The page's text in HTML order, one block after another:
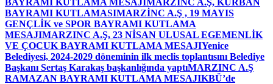
BAYRAMI KUTLAMA MESAJIMARZINC A.Ş, KURBAN
BAYRAMI KUTLAMASIMARZİNC A.Ş , 19 MAYIS
GENÇLİK ve SPOR BAYRAMI KUTLAMA
MESAJIMARZINC A.Ş, 23 NİSAN ULUSAL EGEMENLİK
VE ÇOCUK BAYRAMI KUTLAMA MESAJIYenice
Belediyesi, 2024-2029 döneminin ilk meclis toplantısını Belediye
Başkanı Sertaş Karakaş başkanlığında yaptıMARZINC A.Ş
RAMAZAN BAYRAMI KUTLAMA MESAJIKBÜ’de